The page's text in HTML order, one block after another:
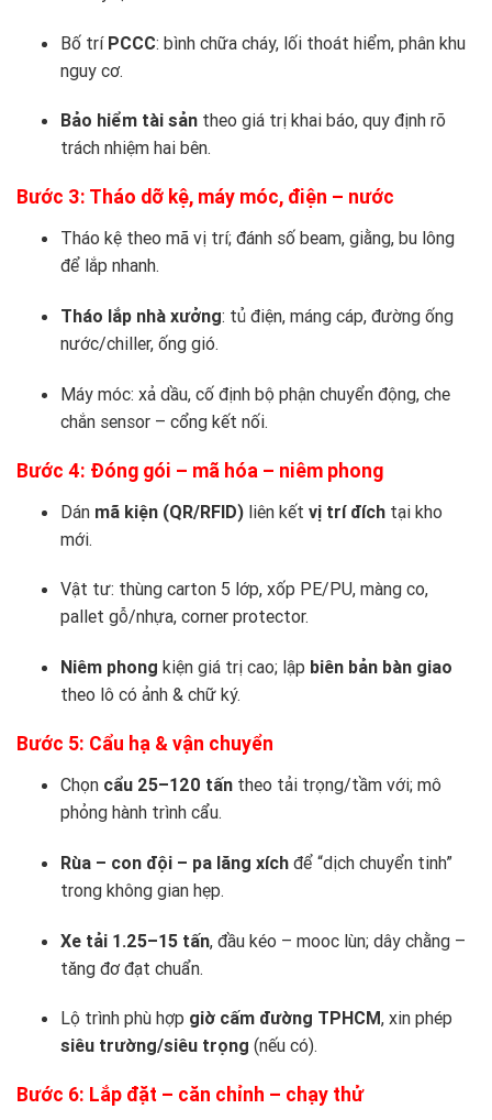
Bố trí PCCC: bình chữa cháy, lối thoát hiểm, phân khu
nguy cơ.
Bảo hiểm tài sản theo giá trị khai báo, quy định rõ
trách nhiệm hai bên.
Bước 3: Tháo dỡ kệ, máy móc, điện – nước
Tháo kệ theo mã vị trí; đánh số beam, giằng, bu lông
để lắp nhanh.
Tháo lắp nhà xưởng: tủ điện, máng cáp, đường ống
nước/chiller, ống gió.
Máy móc: xả dầu, cố định bộ phận chuyển động, che
chắn sensor – cổng kết nối.
Bước 4: Đóng gói – mã hóa – niêm phong
Dán mã kiện (QR/RFID) liên kết vị trí đích tại kho
mới.
Vật tư: thùng carton 5 lớp, xốp PE/PU, màng co,
pallet gỗ/nhựa, corner protector.
Niêm phong kiện giá trị cao; lập biên bản bàn giao
theo lô có ảnh & chữ ký.
Bước 5: Cẩu hạ & vận chuyển
Chọn cẩu 25–120 tấn theo tải trọng/tầm với; mô
phỏng hành trình cẩu.
Rùa – con đội – pa lăng xích để “dịch chuyển tinh”
trong không gian hẹp.
Xe tải 1.25–15 tấn, đầu kéo – mooc lùn; dây chằng –
tăng đơ đạt chuẩn.
Lộ trình phù hợp giờ cấm đường TPHCM, xin phép
siêu trường/siêu trọng (nếu có).
Bước 6: Lắp đặt – căn chỉnh – chạy thử